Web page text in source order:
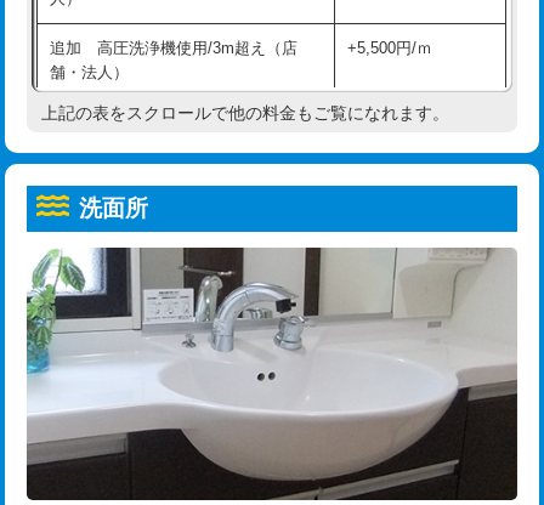
コンクリート斫り（厚さ10㎝超え）
モルタル補修（厚さ10㎝まで） 27,500円
モルタル補修（厚さ10㎝超え） 38,500円
洗面台設置 38,500円
追加人工
廃棄・処分 現場見積
※給水管工事は20mmまでの価格です。
給水管工事※（ホール加工)
給水管工事※（バンド止め) 3,300円
給水管工事※（支持金具設置) 5,500円
給水管工事※（保温材使用（バンド止
め込み）)
5,500円
給水管工事※（土の掘削・埋め戻し作
業)
11,000円
給水管工事※（塩ビ管（VP・HI）使
用/3ｍまで)
33,000円
給水管工事※（塩ビ管（VP・HI）使
用（追加）/3ｍ超え)
給水管工事※（ライニング鋼管・銅
管・ポリ管・HT管使用/3ｍまで)
44,000円
追加 高圧洗浄機使用/3m超え（店
舗・法人）
+5,500円/ｍ
高度高圧洗浄換 現地調査
トーラー機使用/3mまで
追加トーラー機使用/3m超え +3,300円
カメラ調査 33,000円
桝清掃
止水・漏水調査・防水処理・清掃・修
理・調整・分解・加工など（軽作業）
11,000円
止水・漏水調査・防水処理・清掃・修
22,000円
上記の表をスクロールで他の料金もご覧になれます。
洗面所